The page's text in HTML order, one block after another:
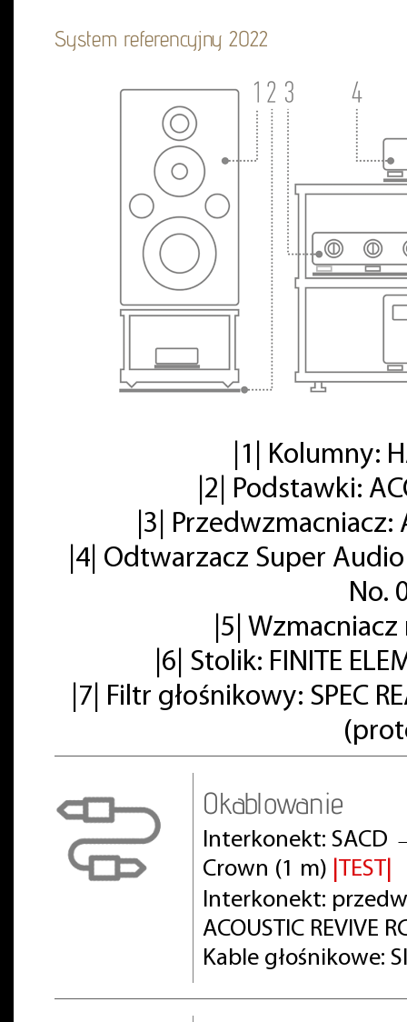
System referencyjny 2022
|1| Kolumny:
|2| Podstawki:
|3| Przedwzmacniacz:
|4| Odtwarzacz Super
No.
|5|
|6| Stolik: FINITE
|7| Filtr głośnikowy: SPEC
Okablowanie
Interkonekt: SACD
Crown (1 m)
|TEST|
Interkonekt:
ACOUSTIC REVIVE
Kable głośnikowe: